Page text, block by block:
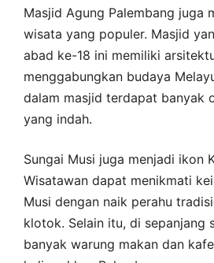
Masjid Agung Palembang juga
wisata yang populer. Masjid
abad ke-18 ini memiliki
menggabungkan budaya
dalam masjid terdapat banyak
yang indah.
Sungai Musi juga menjadi ikon
Wisatawan dapat menikmati
Musi dengan naik perahu
klotok. Selain itu, di sepanjang
banyak warung makan dan